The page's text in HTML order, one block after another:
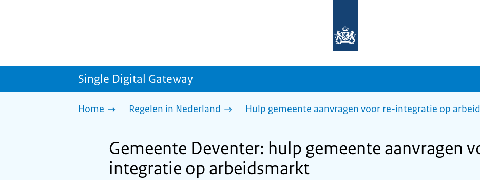
homepage
sdg.rijksoverheid.nl
Single Digital Gateway
Home Regelen in Nederland Hulp gemeente aanvragen voor re-integratie op
Gemeente Deventer: hulp gemeente aanvragen
integratie op arbeidsmarkt